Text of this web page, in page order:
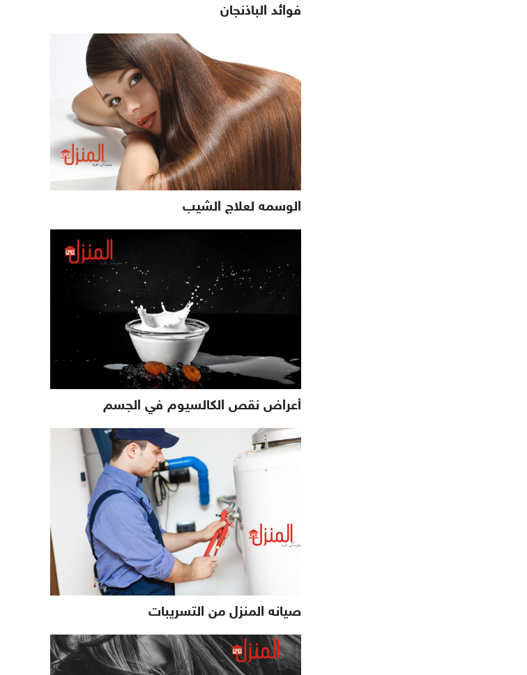
فوائد الباذنجان
الوسمه لعلاج الشيب
أعراض نقص الكالسيوم في الجسم
صيانه المنزل من التسريبات